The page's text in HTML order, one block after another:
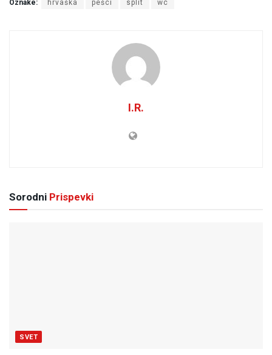
Oznake: hrvaška pešci split wc
I.R.
Sorodni Prispevki
SVET